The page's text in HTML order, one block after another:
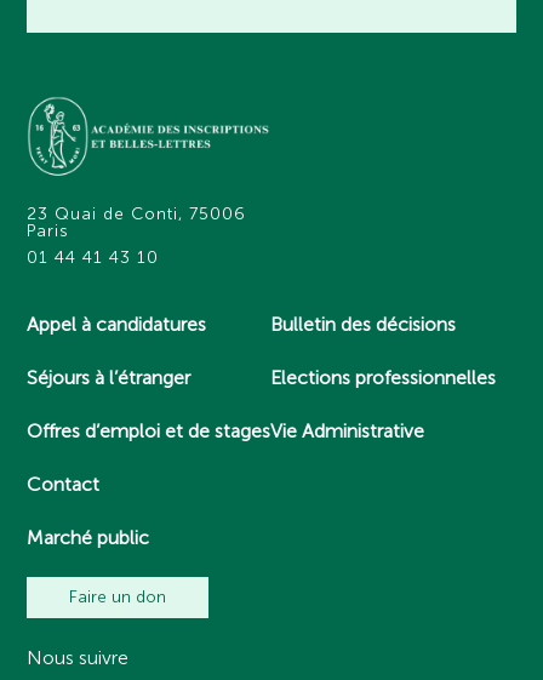
23 Quai de Conti, 75006
Paris
01 44 41 43 10
Appel à candidatures
Séjours à l’étranger
Offres d’emploi et de stages
Contact
Marché public
Bulletin des décisions
Elections professionnelles
Vie Administrative
Faire un don
Nous suivre